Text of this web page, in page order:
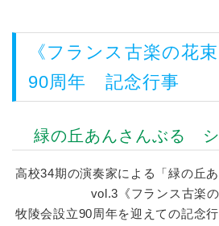
《フランス古楽の花
90周年 記念行事
緑の丘あんさんぶる
高校34期の演奏家による「緑の丘
vol.3《フランス古楽
牧陵会設立90周年を迎えての記念